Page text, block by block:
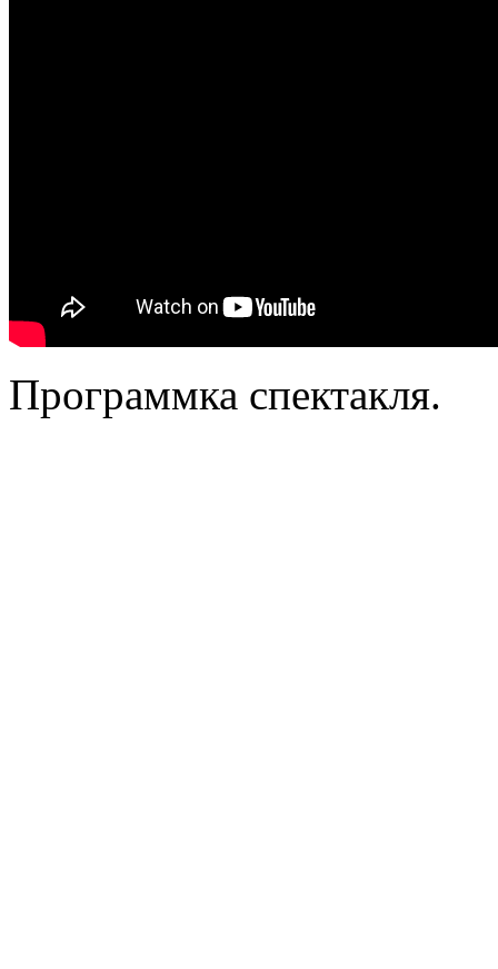
Программка спектакля.